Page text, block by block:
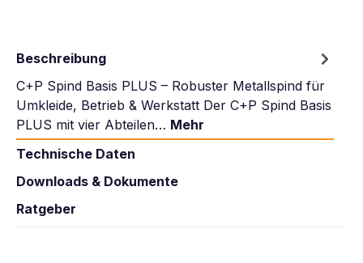
Beschreibung
C+P Spind Basis PLUS – Robuster Metallspind für
Umkleide, Betrieb & Werkstatt Der C+P Spind Basis
PLUS mit vier Abteilen… Mehr
Technische Daten
Downloads & Dokumente
Ratgeber